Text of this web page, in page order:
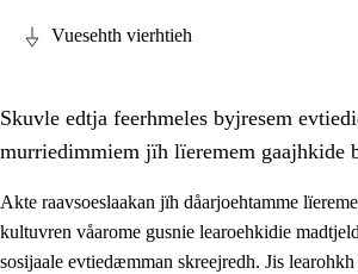
Vuesehth vierhtieh
Skuvle edtja feerhmeles byjresem
murriedimmiem jïh lïeremem gaajhkide
Akte raavsoeslaakan jïh dåarjoehtamme
kultuvren våarome gusnie learoehkidie
sosijaale evtiedæmman skreejredh. Jis